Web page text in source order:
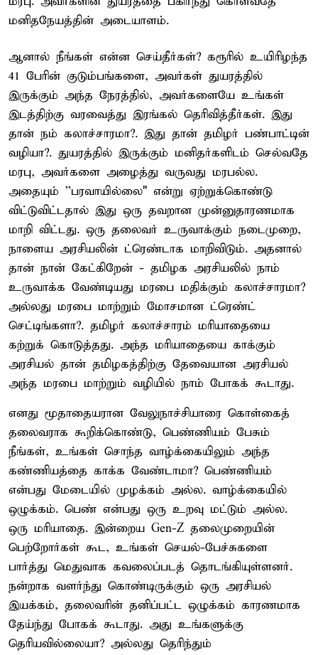
மனிதநேயத்தின் அடையாளம்.
ஆனால் நீங்கள் என்ன செய்தீர்கள்? கரூரில் உயிரிழந்த
41 பேரின் குடும்பங்களை, அவர்கள் துயரத்தில்
இருக்கும் அந்த நேரத்தில், அவர்களையே உங்கள்
இடத்திற்கு வரவைத்து இரங்கல் தெரிவித்தீர்கள். இது
தான் நம் கலாச்சாரமா?. இது தான் தமிழர் பண்பாட்டின்
வழியா?. துயரத்தில் இருக்கும் மனிதர்களிடம் செல்வதே
மரபு, அவர்களை அழைத்து வருவது மரபல்ல.
அதையும் ''பரவாயில்லை" என்று ஏற்றுக்கொண்டு
விட்டுவிட்டதால் இது ஒரு தவறான முன்னுதாரணமாக
மாறி விட்டது. ஒரு தலைவர் உருவாக்கும் நடைமுறை,
நாளைய அரசியலின் ட்ரெண்டாக மாறிவிடும். அதனால்
தான் நான் கேட்கிறேன் - தமிழக அரசியலில் நாம்
உருவாக்க வேண்டியது மரபை மதிக்கும் கலாச்சாரமா?
அல்லது மரபை மாற்றும் மோசமான ட்ரெண்ட்
செட்டிங்களா?. தமிழர் கலாச்சாரம் மரியாதையை
கற்றுக் கொடுத்தது. அந்த மரியாதையை காக்கும்
அரசியல் தான் தமிழகத்திற்கு தேவையான அரசியல்
அந்த மரபை மாற்றும் வழியில் நாம் போகக் கூடாது.
எனது மூதாதையரான வேலுநாச்சியாரை கொள்கைத்
தலைவராக கூறிக்கொண்டு, பெண்ணியம் பேசும்
நீங்கள், உங்கள் சொந்த வாழ்க்கையிலும் அந்த
கண்ணியத்தை காக்க வேண்டாமா? பெண்ணியம்
என்பது மேடையில் முழக்கம் அல்ல. வாழ்க்கையில்
ஒழுக்கம். பெண் என்பது ஒரு உறவு மட்டும் அல்ல.
ஒரு மரியாதை. இன்றைய Gen-Z தலைமுறையின்
பெற்றோர்கள் கூட, உங்கள் செயல்-பேச்சுகளை
பார்த்து மெதுவாக கவலைப்படத் தொடங்கியுள்ளனர்.
நன்றாக வளர்ந்து கொண்டிருக்கும் ஒரு அரசியல்
இயக்கம், தலைவரின் தனிப்பட்ட ஒழுக்கம் காரணமாக
தேய்ந்து போகக் கூடாது. அது உங்களுக்கு
தெரியவில்லையா? அல்லது தெரிந்தும்